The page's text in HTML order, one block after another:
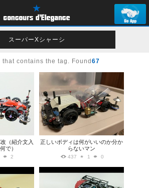
スーパーXシャーシ
that contains the tag. Found 67
（紹介文入
で）
2
正しいボディは何がいいのか分か
らないマン
437 1 0